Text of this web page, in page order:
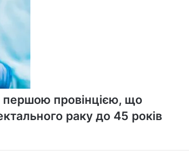
першою провінцією, що
раку до 45 років